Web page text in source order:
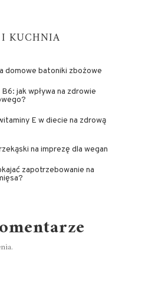
KUCHNIA
domowe batoniki zbożowe
jak wpływa na zdrowie
E w diecie na zdrową
na imprezę dla wegan
zapotrzebowanie na